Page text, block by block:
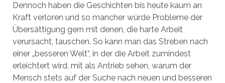
Dennoch haben die Geschichten bis heute kaum an
Kraft verloren und so mancher würde Probleme der
Übersättigung gern mit denen, die harte Arbeit
verursacht, tauschen. So kann man das Streben nach
einer „besseren Welt“, in der die Arbeit zumindest
erleichtert wird, mit als Antrieb sehen, warum der
Mensch stets auf der Suche nach neuen und besseren